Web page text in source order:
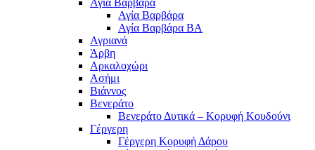
Αγία Βαρβάρα
Αγία Βαρβάρα
Αγία Βαρβάρα ΒΑ
Αγριανά
Άρβη
Αρκαλοχώρι
Ασήμι
Βιάννος
Βενεράτο
Βενεράτο Δυτικά – Κορυφή Κουδούνι
Γέργερη
Γέργερη Κορυφή Δάρου